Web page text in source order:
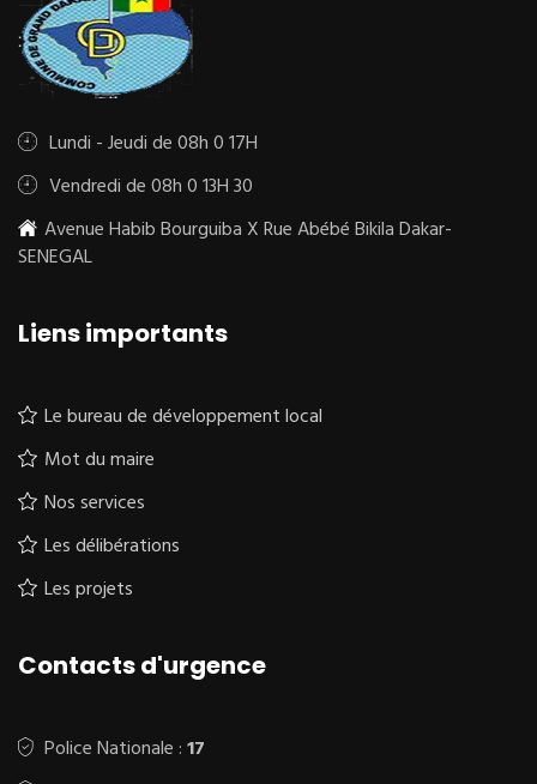
Lundi - Jeudi de 08h 0 17H
Vendredi de 08h 0 13H 30
Avenue Habib Bourguiba X Rue Abébé Bikila Dakar-
SENEGAL
Liens importants
Le bureau de développement local
Mot du maire
Nos services
Les délibérations
Les projets
Contacts d'urgence
Police Nationale :17